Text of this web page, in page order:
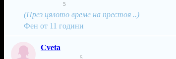
5
(През цялото време на престоя ..)
Фен от 11 години
Cveta
5